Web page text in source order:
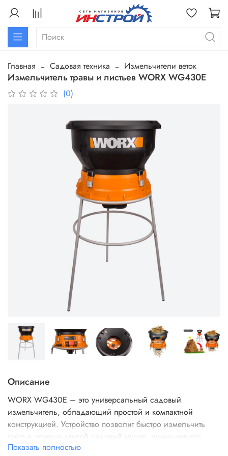
Главная Садовая техника Измельчители веток
Измельчитель травы и листьев WORX WG430E
(0)
Описание
WORX WG430E – это универсальный садовый
измельчитель, обладающий простой и компактной
конструкцией. Устройство позволит быстро измельчить
листья, траву и другой садовый мусор, уменьшив его
объем в 11 раз.
Показать полностью